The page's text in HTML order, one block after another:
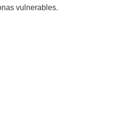
vulnerables.